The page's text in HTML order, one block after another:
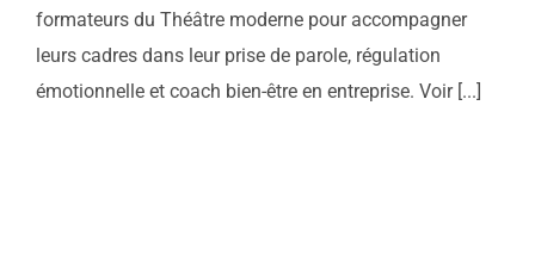
formateurs du Théâtre moderne pour accompagner
leurs cadres dans leur prise de parole, régulation
émotionnelle et coach bien-être en entreprise. Voir [...]